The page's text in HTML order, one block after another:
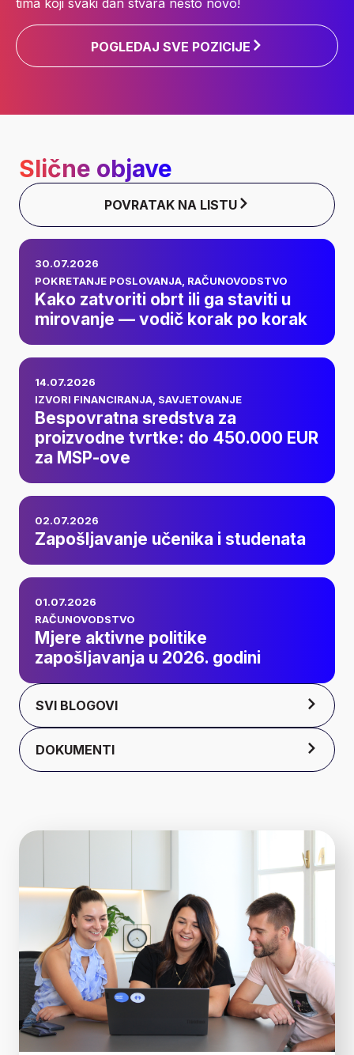
tima koji svaki dan stvara nešto novo!
POGLEDAJ SVE POZICIJE
Slične objave
POVRATAK NA LISTU
Kako zatvoriti obrt ili
ga staviti u
mirovanje — vodič
korak po korak
30.07.2026
POKRETANJE POSLOVANJA RAČUNOVODSTVO
Kako zatvoriti obrt ili ga staviti u
mirovanje — vodič korak po korak
Bespovratna
sredstva za
proizvodne tvrtke:
do 450.000 EUR za
MSP-ove
14.07.2026
IZVORI FINANCIRANJA SAVJETOVANJE
Bespovratna sredstva za
proizvodne tvrtke: do 450.000 EUR
za MSP-ove
Zapošljavanje
učenika i studenata
02.07.2026
Zapošljavanje učenika i studenata
Mjere aktivne
politike
zapošljavanja u
2026. godini
01.07.2026
RAČUNOVODSTVO
Mjere aktivne politike
zapošljavanja u 2026. godini
SVI BLOGOVI
DOKUMENTI